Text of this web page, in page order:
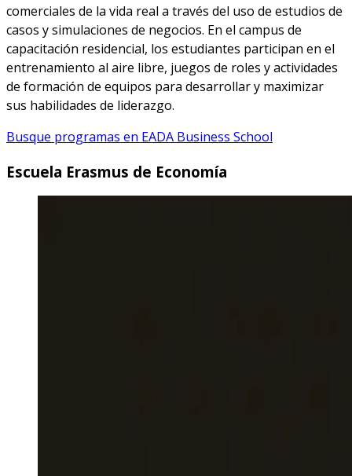
comerciales de la vida real a través del uso de estudios de
casos y simulaciones de negocios. En el campus de
capacitación residencial, los estudiantes participan en el
entrenamiento al aire libre, juegos de roles y actividades
de formación de equipos para desarrollar y maximizar
sus habilidades de liderazgo.
Busque programas en EADA Business School
Escuela Erasmus de Economía